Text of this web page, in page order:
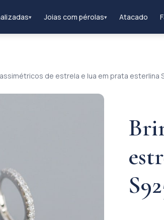
▾ Joias com pérolas▾ Atacado
de estrela e lua em prata esterlina